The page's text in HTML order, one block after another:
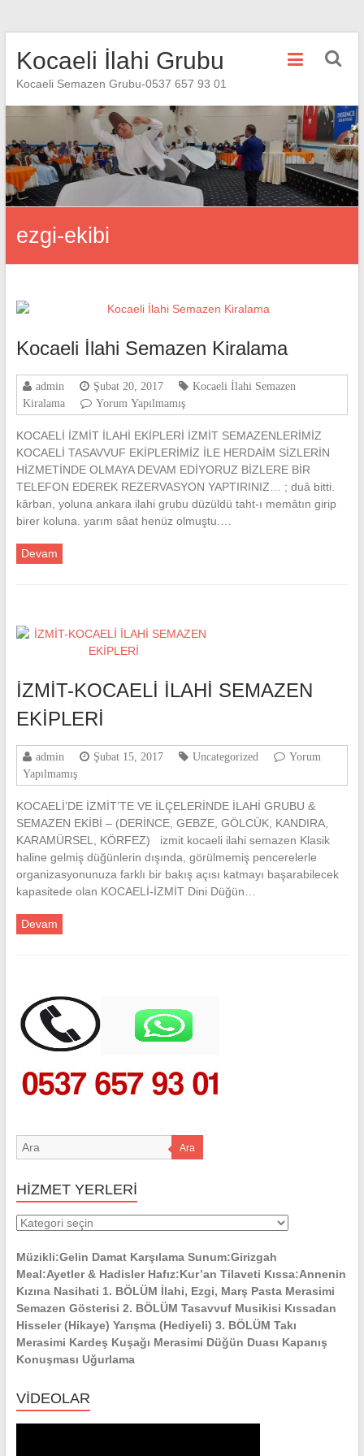
Kocaeli İlahi Grubu
Kocaeli Semazen Grubu-0537 657 93 01
ezgi-ekibi
Kocaeli İlahi Semazen Kiralama
admin Şubat 20, 2017
Kocaeli İlahi Semazen
Kiralama
Yorum Yapılmamış
KOCAELİ İZMİT İLAHİ EKİPLERİ İZMİT SEMAZENLERİMİZ
KOCAELİ TASAVVUF EKİPLERİMİZ İLE HERDAİM SİZLERİN
HİZMETİNDE OLMAYA DEVAM EDİYORUZ BİZLERE BİR
TELEFON EDEREK REZERVASYON YAPTIRINIZ… ; duâ bitti.
kârban, yoluna ankara ilahi grubu düzüldü taht-ı memâtın girip
birer koluna. yarım sâat henüz olmuştu.…
Devam
İZMİT-KOCAELİ İLAHİ SEMAZEN
EKİPLERİ
admin Şubat 15, 2017 Uncategorized
Yorum
Yapılmamış
KOCAELİ’DE İZMİT’TE VE İLÇELERİNDE İLAHİ GRUBU &
SEMAZEN EKİBİ – (DERİNCE, GEBZE, GÖLCÜK, KANDIRA,
KARAMÜRSEL, KÖRFEZ) izmit kocaeli ilahi semazen Klasik
haline gelmiş düğünlerin dışında, görülmemiş pencerelerle
organizasyonunuza farklı bir bakış açısı katmayı başarabilecek
kapasitede olan KOCAELİ-İZMİT Dini Düğün…
Devam
Ara
HİZMET YERLERİ
HİZMET
Müzikli:Gelin Damat Karşılama Sunum:Girizgah
Meal:Ayetler & Hadisler Hafız:Kur’an Tilaveti Kıssa:Annenin
Kızına Nasihati 1. BÖLÜM İlahi, Ezgi, Marş Pasta Merasimi
Semazen Gösterisi 2. BÖLÜM Tasavvuf Musikisi Kıssadan
Hisseler (Hikaye) Yarışma (Hediyeli) 3. BÖLÜM Takı
Merasimi Kardeş Kuşağı Merasimi Düğün Duası Kapanış
Konuşması Uğurlama
VİDEOLAR